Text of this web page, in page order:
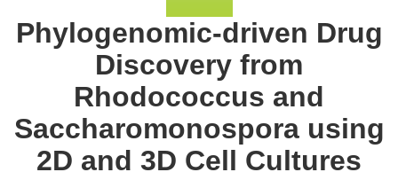
Phylogenomic-driven Drug
Discovery from
Rhodococcus and
Saccharomonospora using
2D and 3D Cell Cultures